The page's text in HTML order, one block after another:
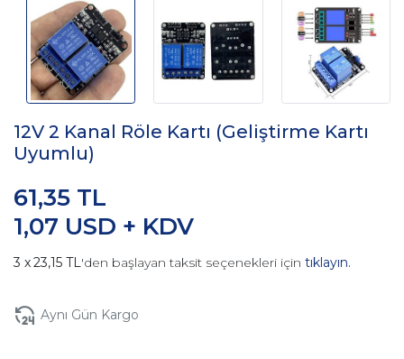
12V 2 Kanal Röle Kartı (Geliştirme Kartı
Uyumlu)
1,07 USD + KDV
61,35 TL
23,15 TL'den başlayan taksit seçenekleri için tıklayın.
Aynı Gün Kargo